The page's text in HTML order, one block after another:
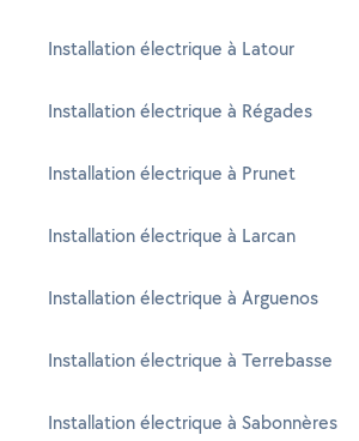
Installation électrique à Latour
Installation électrique à Régades
Installation électrique à Prunet
Installation électrique à Larcan
Installation électrique à Arguenos
Installation électrique à Terrebasse
Installation électrique à Sabonnères